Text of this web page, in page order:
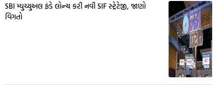
SBI મ્યુચ્યુઅલ ફંડે લોન્ચ કરી નવી SIF સ્ટ્રેટેજી, જાણો
વિગતો